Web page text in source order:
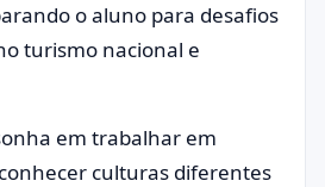
o aluno para desafios
turismo nacional e
em trabalhar em
culturas diferentes